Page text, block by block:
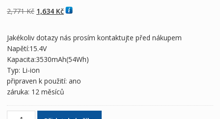
hodnocení
zákazníka
2,771Kč Původní
2,771 Kč
1,634 KčAktuální
1,634 Kč
Jakékoliv dotazy nás prosím kontaktujte před nákupem
Napětí:15.4V
Kapacita:3530mAh(54Wh)
Typ: Li-ion
připraven k použití: ano
záruka: 12 měsíců
Originální